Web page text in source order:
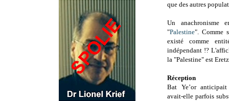
que des autres
Un
"Palestine". Comme
existé comme
indépendant !?
la "Palestine" est
Réception
Bat Ye’or
avait-elle parfois